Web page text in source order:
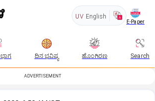
UV English
E-Paper
ದಿನ ಭವಿಷ್ಯ ಹೊಂಗಿರಣ Search
ADVERTISEMENT